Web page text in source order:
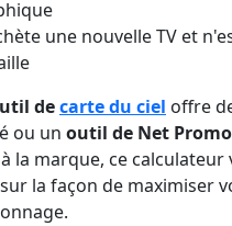
une nouvelle TV et
decarte du ciel offre
ou un outil de Net
la marque, ce calculateur
la façon de maximiser